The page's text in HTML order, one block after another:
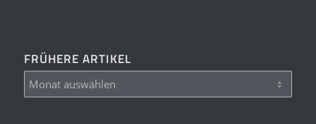
FRÜHERE ARTIKEL